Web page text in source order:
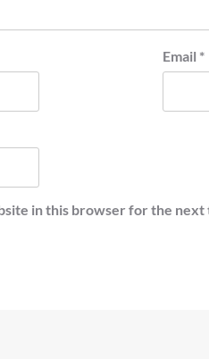
Email *
in this browser for the next